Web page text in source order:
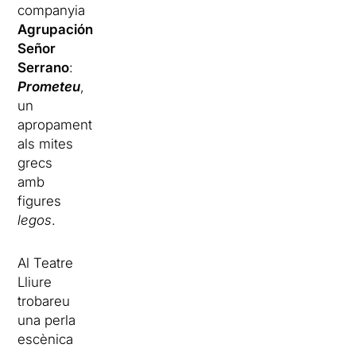
companyia
Agrupación
Señor
Serrano:
Prometeu,
un
apropament
als mites
grecs
amb
figures
legos.
Al Teatre
Lliure
trobareu
una perla
escènica